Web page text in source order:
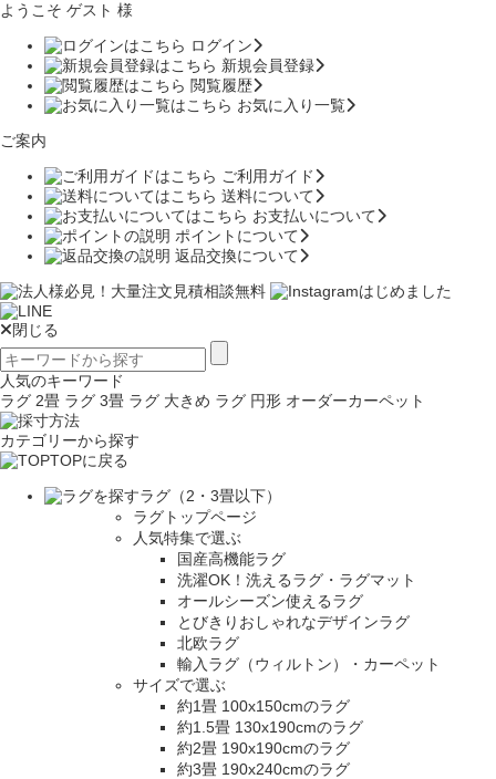
ようこそ ゲスト 様
ログイン
新規会員登録
閲覧履歴
お気に入り一覧
ご案内
ご利用ガイド
送料について
お支払いについて
ポイントについて
返品交換について
閉じる
人気のキーワード
ラグ 2畳 ラグ 3畳 ラグ 大きめ ラグ 円形 オーダーカーペット
カテゴリーから探す
TOPに戻る
ラグ（2・3畳以下）
ラグトップページ
人気特集で選ぶ
国産高機能ラグ
洗濯OK！洗えるラグ・ラグマット
オールシーズン使えるラグ
とびきりおしゃれなデザインラグ
北欧ラグ
輸入ラグ（ウィルトン）・カーペット
サイズで選ぶ
約1畳 100x150cmのラグ
約1.5畳 130x190cmのラグ
約2畳 190x190cmのラグ
約3畳 190x240cmのラグ